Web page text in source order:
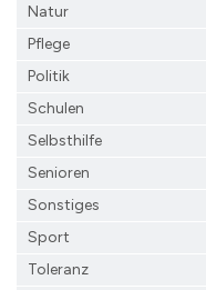
Natur
Pflege
Politik
Schulen
Selbsthilfe
Senioren
Sonstiges
Sport
Toleranz